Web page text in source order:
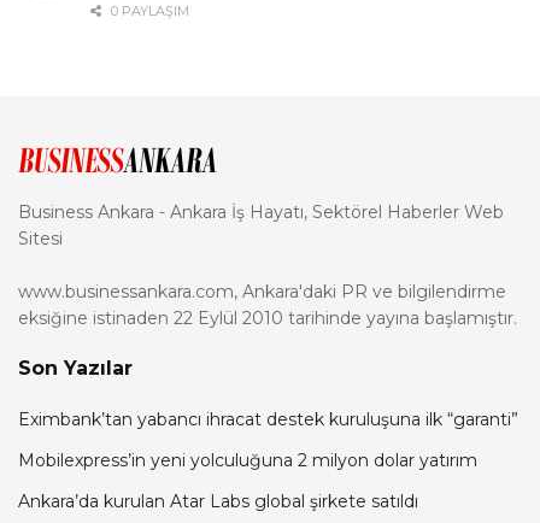
0 PAYLAŞIM
Business Ankara - Ankara İş Hayatı, Sektörel Haberler Web
Sitesi
www.businessankara.com, Ankara'daki PR ve bilgilendirme
eksiğine istinaden 22 Eylül 2010 tarihinde yayına başlamıştır.
Son Yazılar
Eximbank’tan yabancı ihracat destek kuruluşuna ilk “garanti”
Mobilexpress’in yeni yolculuğuna 2 milyon dolar yatırım
Ankara’da kurulan Atar Labs global şirkete satıldı